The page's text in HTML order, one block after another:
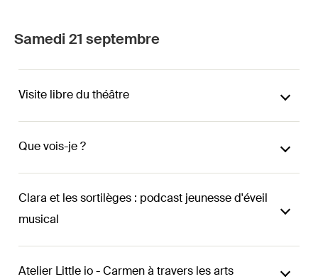
Samedi 21 septembre
Visite libre du théâtre
Que vois-je ?
Clara et les sortilèges : podcast jeunesse d'éveil
musical
Atelier Little io - Carmen à travers les arts